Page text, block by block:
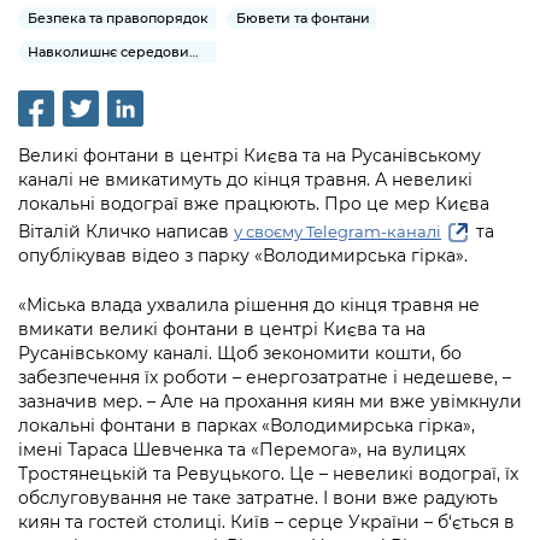
Рішення та розпорядження
Проєкти розпоряджень, що
перебувають на погодженні КМВА
Рішення Київради
Контактна інформація
Графік роботи та прийому громадян
Вакансії
Статистика
Звернення громадян
Регуляторна діяльність
Промисловість і наука Києва
Освіта та навчальні заклади
Навколишнє середовище міста
Містобудування та земельні ділянки
Культура, спорт, дозвілля
Бізнес та ліцензування
Фінанси та бюджет
Безпека та правопорядок
Ритуальні послуги
Іноземцям / For foreigners
Пам'ятки культурної спадщини
Громадська експертиза
Консультації з громадськістю
Громадська рада
Петиції
Контактний центр
Допомога учасникам АТО
Рада з питань внутрішньо переміщених
осіб при Київській міській військовій
адміністрації
«Ініціатива «Партнерство «Відкритий
Інформація з обмеженим доступом
Подати запит онлайн
Проекти нормативно-правових та
інших актів
Нормативна база
інформацію
Порядок оскарження рішень, дій чи
бездіяльності розпорядників інформації
Звіти про опрацювання запитів на
публічну інформацію
Інформація для споживачів
Медіагалерея
КМДА / Subscribe to announcements
from the KCSA
Порядок акредитації медіа /
Accreditation process
Подати журналістський запит /
Зйомки в лікарнях в умовах воєнного
стану / Rules for media coverage of
hospitals at work under martial law
Контакти для медіа / Contacts for mass
media
Портал Послуг
Безпека та правопорядок
Бювети та фонтани
Великі фонтани в центрі Києва та на Русанівському
каналі не вмикатимуть до кінця травня. А невеликі
локальні водограї вже працюють. Про це мер Києва
Віталій Кличко написав у своєму Telegram-каналі
та
опублікував відео з парку «Володимирська гірка».
«Міська влада ухвалила рішення до кінця травня не
вмикати великі фонтани в центрі Києва та на
Русанівському каналі. Щоб зекономити кошти, бо
забезпечення їх роботи – енергозатратне і недешеве, –
зазначив мер. – Але на прохання киян ми вже увімкнули
локальні фонтани в парках «Володимирська гірка»,
імені Тараса Шевченка та «Перемога», на вулицях
Тростянецькій та Ревуцького. Це – невеликі водограї, їх
обслуговування не таке затратне. І вони вже радують
киян та гостей столиці. Київ – серце України – б‘ється в